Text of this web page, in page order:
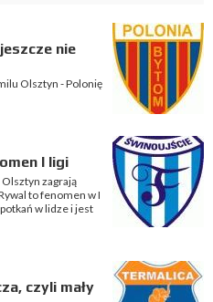
nie
Olsztyn - Polonię
I ligi
zagrają
to fenomen w I
w lidze i jest
czyli mały